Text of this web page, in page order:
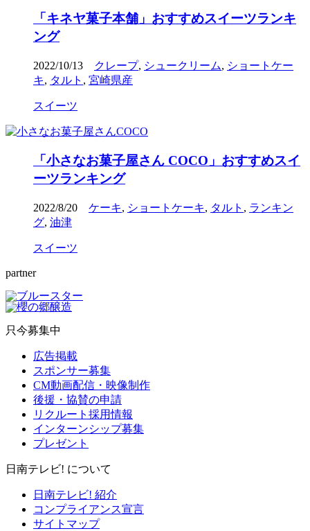
「キネヤ菓子本舗」おすすめスイーツランキ
ング
2022/10/13 クレープ, シュークリーム, ショートケー
キ, タルト , 宮崎県産
スイーツ
「小さなお菓子屋さん COCO」おすすめスイ
ーツランキング
2022/8/20 ケーキ, ショートケーキ, タルト , ランキン
グ, 油津
スイーツ
partner
只今募集中
広告掲載
スポンサー募集
CM動画配信・映像制作
後援・協賛の申請
リクルート採用情報
インターンシップ募集
プレゼント
日南テレビ! について
日南テレビ! 紹介
コンプライアンス宣言
サイトマップ